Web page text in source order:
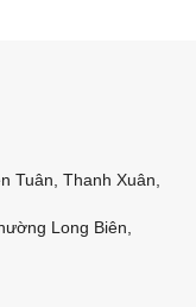
Tuân, Thanh Xuân,
Long Biên,